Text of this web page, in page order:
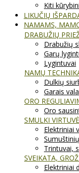
Kiti
LIKUČIŲ
NAMAMS,
DRABUŽIŲ
Drabužių
Garų
Lygintuvai
NAMŲ
Dulkių
Garais
ORO
Oro
SMULKI
Elektriniai
Trintuvai,
SVEIKATA,
Elektriniai